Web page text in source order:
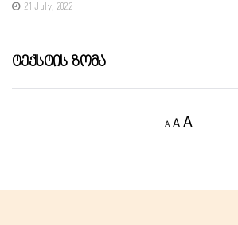
21 July, 2022
Ტექსტის Ზომა
A
Decrease
A Reset
AIncrease